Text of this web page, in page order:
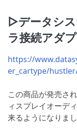
▷データシス
ラ接続アダ
https://
er_cartype/
この商品が発売さ
ィスプレイオーデ
来るようになりまし